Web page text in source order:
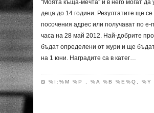
“Моята къща-мечта” и в него могат да
деца до 14 години. Резултатите ще
посочения адрес или получават по e-
часа на 28 май 2012. Най-добрите
бъдат определени от жури и ще
на 1 юни. Наградите са в катег…
%I:%M %P , %A %B %E%Q, %Y